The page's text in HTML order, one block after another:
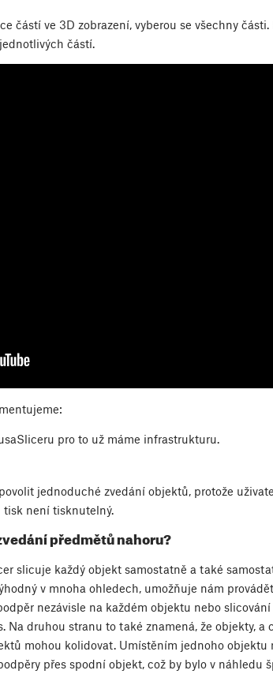
částí ve 3D zobrazení, vyberou se všechny části.
částí.
pro to už máme infrastrukturu.
jednoduché zvedání objektů, protože
tisk není tisknutelný.
předmětů nahoru?
slicuje každý objekt samostatně a také
v mnoha ohledech, umožňuje nám
nezávisle na každém objektu nebo
Na druhou stranu to také znamená, že objekty, a
mohou kolidovat. Umístěním jednoho objektu
přes spodní objekt, což by bylo v náhledu